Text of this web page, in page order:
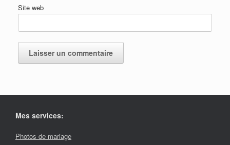
Site web
Mes services:
Photos de mariage